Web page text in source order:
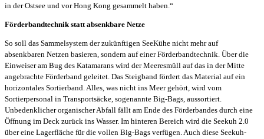
in der Ostsee und vor Hong Kong gesammelt haben.“
Förderbandtechnik statt absenkbare Netze
So soll das Sammelsystem der zukünftigen SeeKühe nicht mehr auf
absenkbaren Netzen basieren, sondern auf einer Förderbandtechnik. Über die
Einweiser am Bug des Katamarans wird der Meeresmüll auf das in der Mitte
angebrachte Förderband geleitet. Das Steigband fördert das Material auf ein
horizontales Sortierband. Alles, was nicht ins Meer gehört, wird vom
Sortierpersonal in Transportsäcke, sogenannte Big-Bags, aussortiert.
Unbedenklicher organischer Abfall fällt am Ende des Förderbandes durch eine
Öffnung im Deck zurück ins Wasser. Im hinteren Bereich wird die Seekuh 2.0
über eine Lagerfläche für die vollen Big-Bags verfügen. Auch diese Seekuh-